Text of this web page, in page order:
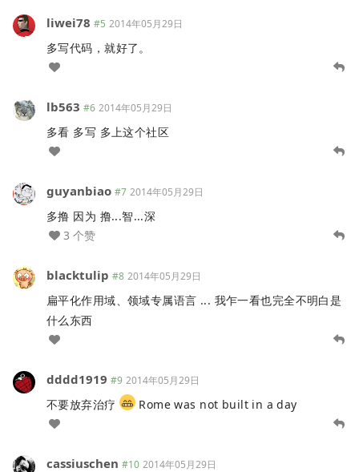
liwei78 #5 2014年05月29日
多写代码，就好了。
lb563 #6 2014年05月29日
多看 多写 多上这个社区
guyanbiao #7 2014年05月29日
多撸 因为 撸...智...深
3 个赞
blacktulip #8 2014年05月29日
扁平化作用域、领域专属语言 ... 我乍一看也完全不明白是
什么东西
dddd1919 #9 2014年05月29日
不要放弃治疗 Rome was not built in a day
cassiuschen #10 2014年05月29日